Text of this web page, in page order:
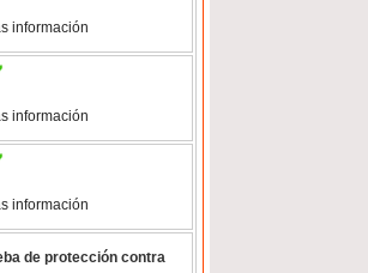
información
información
información
de protección contra